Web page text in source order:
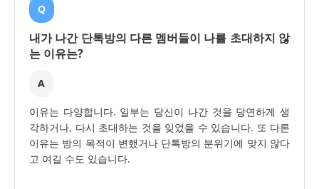
Q
내가 나간 단톡방의 다른 멤버들이 나를 초대하지 않
는 이유는?
A
이유는 다양합니다. 일부는 당신이 나간 것을 당연하게 생
각하거나, 다시 초대하는 것을 잊었을 수 있습니다. 또 다른
이유는 방의 목적이 변했거나 단톡방의 분위기에 맞지 않다
고 여길 수도 있습니다.